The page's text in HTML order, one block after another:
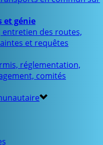
et génie
entretien des routes,
et requêtes
réglementation,
comités